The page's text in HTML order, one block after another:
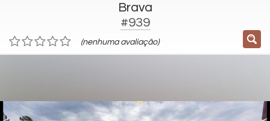
Brava
#939
(nenhuma avaliação)